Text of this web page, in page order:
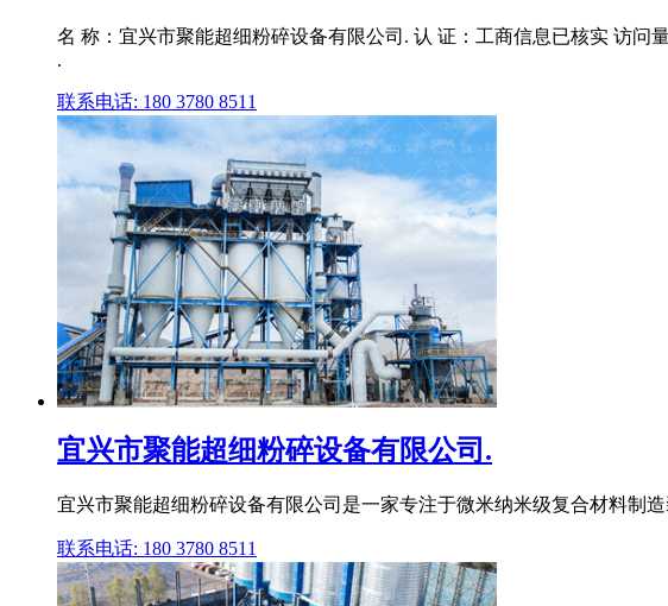
名 称：宜兴市聚能超细粉碎设备有限公司. 认 证：工商信息已核实 访问
.
联系电话: 180 3780 8511
宜兴市聚能超细粉碎设备有限公司.
宜兴市聚能超细粉碎设备有限公司是一家专注于微米纳米级复合材料制
联系电话: 180 3780 8511